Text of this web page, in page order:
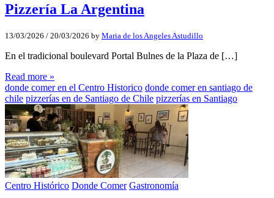
Pizzería La Argentina
13/03/2026 / 20/03/2026 by Maria de los Angeles Astudillo
En el tradicional boulevard Portal Bulnes de la Plaza de […]
Read more »
donde comer en el Centro Historico donde comer en santiago de
chile pizzerías en de Santiago de Chile pizzerías en Santiago
Centro Histórico Donde Comer Gastronomía